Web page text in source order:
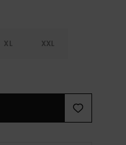
XL XXL